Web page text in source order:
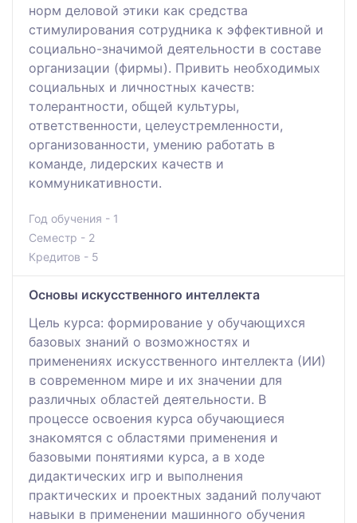
норм деловой этики как средства
стимулирования сотрудника к эффективной и
социально-значимой деятельности в составе
организации (фирмы). Привить необходимых
социальных и личностных качеств:
толерантности, общей культуры,
ответственности, целеустремленности,
организованности, умению работать в
команде, лидерских качеств и
коммуникативности.
Год обучения - 1
Семестр - 2
Кредитов - 5
Основы искусственного интеллекта
Цель курса: формирование у обучающихся
базовых знаний о возможностях и
применениях искусственного интеллекта (ИИ)
в современном мире и их значении для
различных областей деятельности. В
процессе освоения курса обучающиеся
знакомятся с областями применения и
базовыми понятиями курса, а в ходе
дидактических игр и выполнения
практических и проектных заданий получают
навыки в применении машинного обучения